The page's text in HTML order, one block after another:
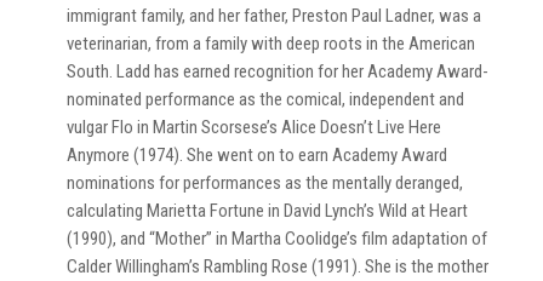
immigrant family, and her father, Preston Paul Ladner, was a
veterinarian, from a family with deep roots in the American
South. Ladd has earned recognition for her Academy Award-
nominated performance as the comical, independent and
vulgar Flo in Martin Scorsese’s Alice Doesn’t Live Here
Anymore (1974). She went on to earn Academy Award
nominations for performances as the mentally deranged,
calculating Marietta Fortune in David Lynch’s Wild at Heart
(1990), and “Mother” in Martha Coolidge’s film adaptation of
Calder Willingham’s Rambling Rose (1991). She is the mother